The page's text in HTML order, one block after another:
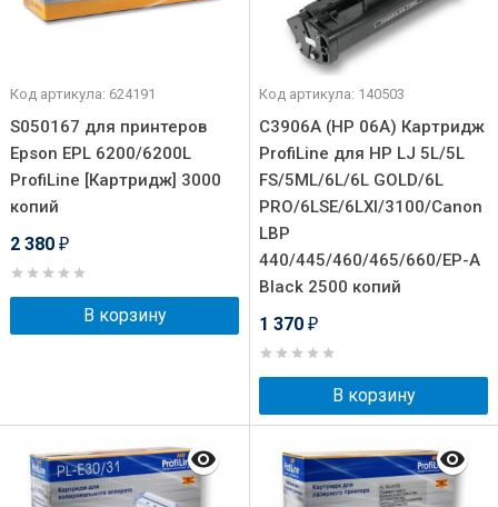
Код артикула: 624191
S050167 для принтеров
Epson EPL 6200/6200L
ProfiLine [Картридж] 3000
копий
2 380 ₽
В корзину
Код артикула: 140503
C3906A (HP 06A) Картридж
ProfiLine для HP LJ 5L/5L
FS/5ML/6L/6L GOLD/6L
PRO/6LSE/6LXI/3100/Canon
LBP
440/445/460/465/660/EP-A
Black 2500 копий
1 370 ₽
В корзину